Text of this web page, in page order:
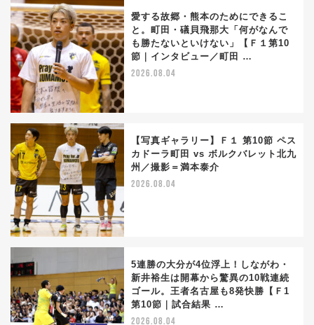
愛する故郷・熊本のためにできるこ
と。町田・礒貝飛那大「何がなんで
も勝たないといけない」【Ｆ１第10
節｜インタビュー／町田 …
2026.08.04
【写真ギャラリー】Ｆ１ 第10節 ペス
カドーラ町田 vs ボルクバレット北九
州／撮影＝満本泰介
2026.08.04
5連勝の大分が4位浮上！しながわ・
新井裕生は開幕から驚異の10戦連続
ゴール。王者名古屋も8発快勝【Ｆ1
第10節｜試合結果 …
2026.08.04